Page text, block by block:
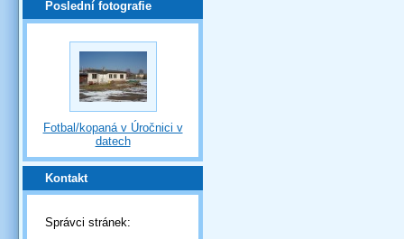
Poslední fotografie
Fotbal/kopaná v Úročnici v
datech
Kontakt
Správci stránek: